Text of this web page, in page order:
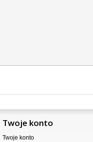
Twoje konto
Twoje konto